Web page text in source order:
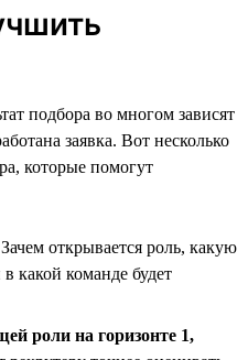
подбора во многом зависят
заявка. Вот несколько
которые помогут
Зачем открывается роль, какую
какой команде будет
роли на горизонте 1,